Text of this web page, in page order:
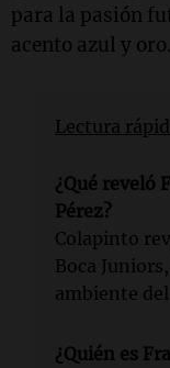
para la pasión
acento azul y oro.
Lectura
¿Qué reveló
Pérez?
Colapinto
Boca
ambiente
¿Quién es